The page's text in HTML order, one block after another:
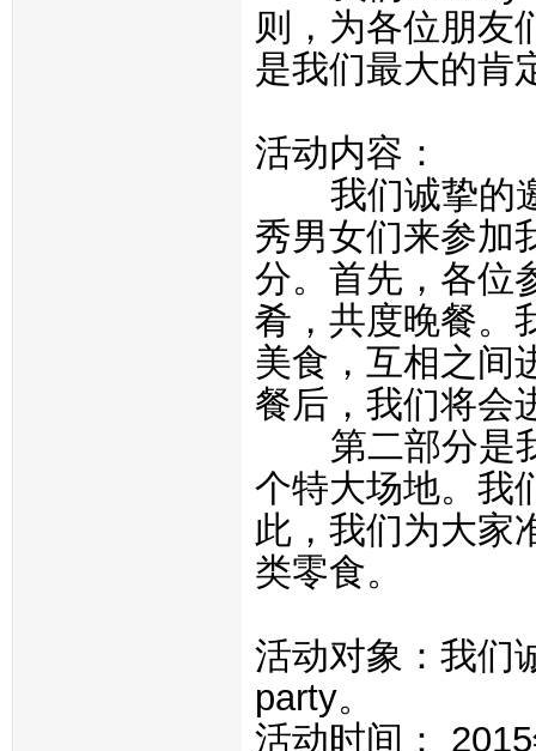
则， 为各位朋友
是我们最大的肯
活动内容：
我们诚挚的
秀男女们来参加
分。首先， 各位
肴，共度晚餐。
美食， 互相之间
餐后， 我们将会
第二部分是我
个特大场地。 我
此， 我们为大家
类零食。
活动对象：我们
party。
活动时间：